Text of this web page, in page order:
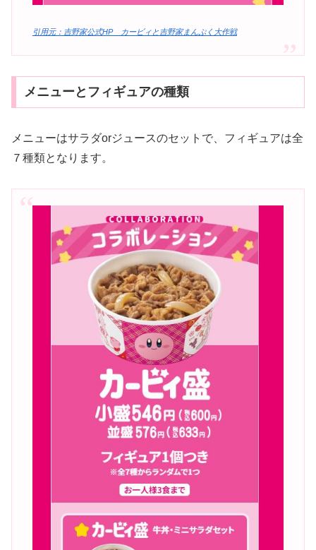
引用元：吉野家公式HP カービィと吉野家まんぷく大作戦
メニューとフィギュアの種類
メニューはサラダorジュースのセットで、フィギュアは全
７種類となります。